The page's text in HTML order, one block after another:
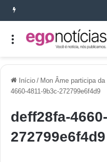
Início / Mon Âme participa
4660-4811-9b3c-272799e6f4d9
deff28fa-
272799e6f4d9